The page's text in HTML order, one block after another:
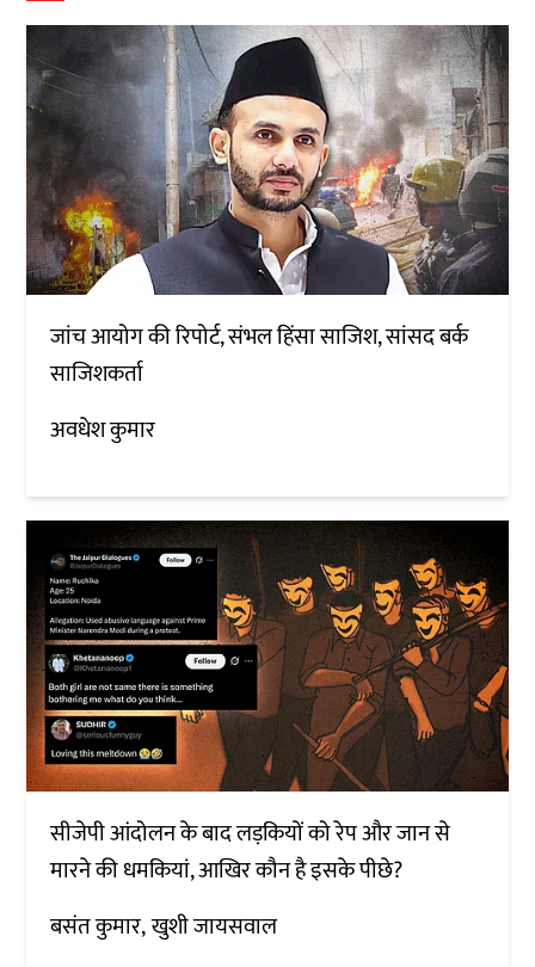
जांच आयोग की रिपोर्ट, संभल हिंसा साजिश, सांसद बर्क
साजिशकर्ता
अवधेश कुमार
सीजेपी आंदोलन के बाद लड़कियों को रेप और जान से
मारने की धमकियां, आखिर कौन है इसके पीछे?
बसंत कुमार खुशी जायसवाल